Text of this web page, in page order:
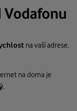
na vaší adrese.
na doma je
.